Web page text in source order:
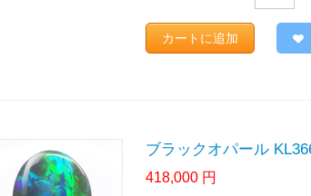
カートに追加
ブラックオパール
418,000 円